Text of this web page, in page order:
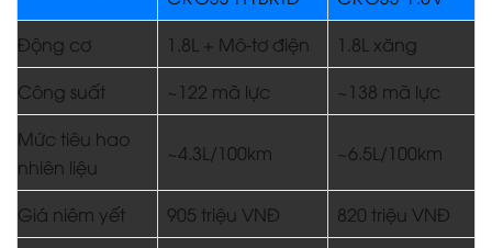
Động cơ
1.8L + Mô-tơ điện
1.8L xăng
Công suất
~122 mã lực
~138 mã lực
Mức tiêu hao
nhiên liệu
~4.3L/100km ~6.5L/100km
Giá niêm yết 905 triệu VNĐ
820 triệu VNĐ